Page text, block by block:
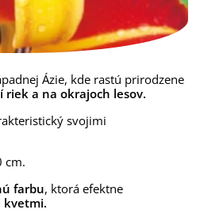
Ázie, kde rastú prirodzene
a na okrajoch lesov.
svojimi
cm.
farbu, ktorá efektne
kvetmi.